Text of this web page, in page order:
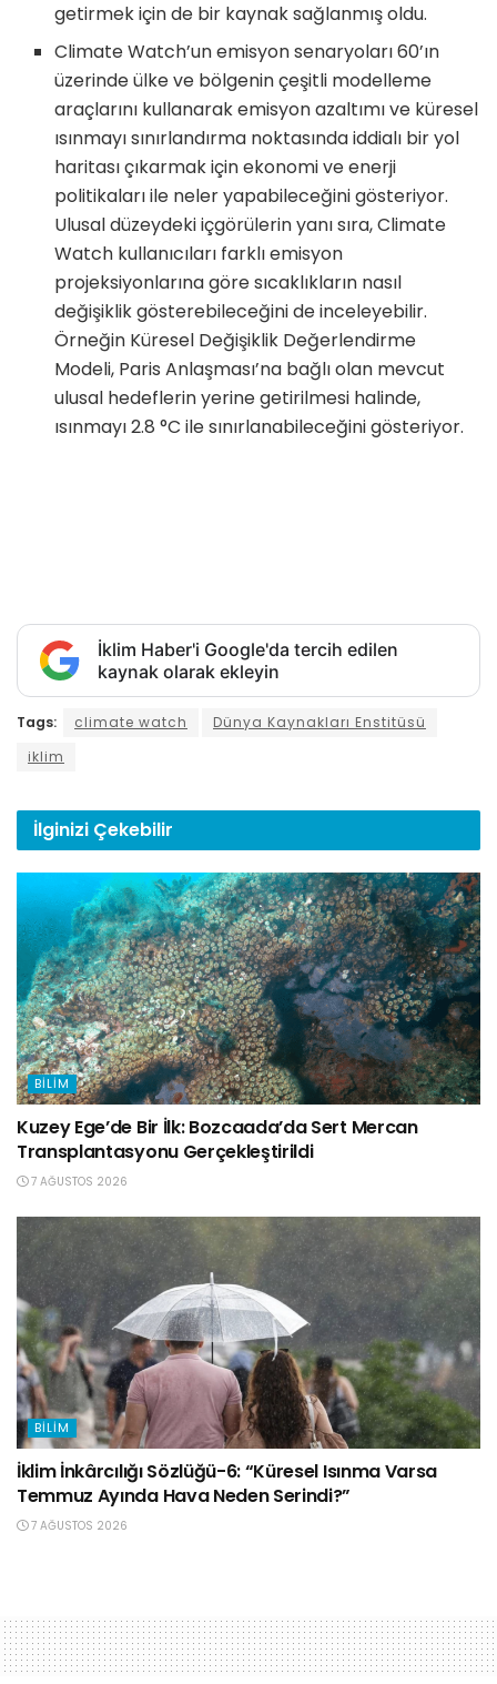
getirmek için de bir kaynak sağlanmış oldu.
Climate Watch’un emisyon senaryoları 60’ın
üzerinde ülke ve bölgenin çeşitli modelleme
araçlarını kullanarak emisyon azaltımı ve küresel
ısınmayı sınırlandırma noktasında iddialı bir yol
haritası çıkarmak için ekonomi ve enerji
politikaları ile neler yapabileceğini gösteriyor.
Ulusal düzeydeki içgörülerin yanı sıra, Climate
Watch kullanıcıları farklı emisyon
projeksiyonlarına göre sıcaklıkların nasıl
değişiklik gösterebileceğini de inceleyebilir.
Örneğin Küresel Değişiklik Değerlendirme
Modeli, Paris Anlaşması’na bağlı olan mevcut
ulusal hedeflerin yerine getirilmesi halinde,
ısınmayı 2.8 °C ile sınırlanabileceğini gösteriyor.
İklim Haber'i Google'da tercih edilen
kaynak olarak ekleyin
Tags: climate watch
Dünya Kaynakları Enstitüsü
iklim
İlginizi Çekebilir
BILIM
Kuzey Ege’de Bir İlk: Bozcaada’da Sert Mercan
Transplantasyonu Gerçekleştirildi
7 AĞUSTOS 2026
BILIM
İklim İnkârcılığı Sözlüğü-6: “Küresel Isınma Varsa
Temmuz Ayında Hava Neden Serindi?”
7 AĞUSTOS 2026